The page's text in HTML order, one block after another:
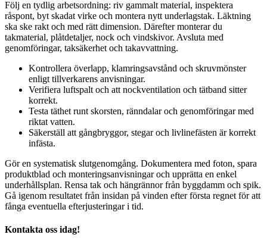
Följ en tydlig arbetsordning: riv gammalt material, inspektera
råspont, byt skadat virke och montera nytt underlagstak. Läktning
ska ske rakt och med rätt dimension. Därefter monterar du
takmaterial, plåtdetaljer, nock och vindskivor. Avsluta med
genomföringar, taksäkerhet och takavvattning.
Kontrollera överlapp, klamringsavstånd och skruvmönster
enligt tillverkarens anvisningar.
Verifiera luftspalt och att nockventilation och tätband sitter
korrekt.
Testa täthet runt skorsten, ränndalar och genomföringar med
riktat vatten.
Säkerställ att gångbryggor, stegar och livlinefästen är korrekt
infästa.
Gör en systematisk slutgenomgång. Dokumentera med foton, spara
produktblad och monteringsanvisningar och upprätta en enkel
underhållsplan. Rensa tak och hängrännor från byggdamm och spik.
Gå igenom resultatet från insidan på vinden efter första regnet för att
fånga eventuella efterjusteringar i tid.
Kontakta oss idag!